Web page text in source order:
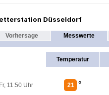
Düsseldorf
Vorhersage Messwerte
Temperatur
Fr, 11:50 Uhr 21 °